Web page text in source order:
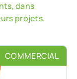
dans
projets.
COMMERCIAL